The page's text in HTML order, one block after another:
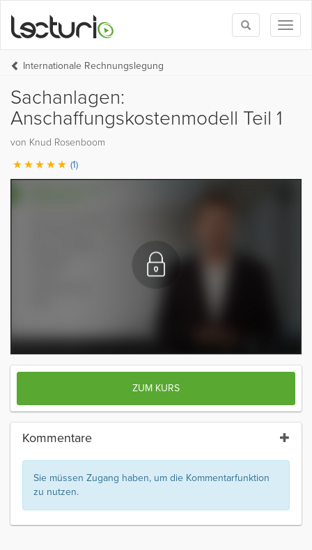
Toggle
search
Internationale Rechnungslegung
Sachanlagen:
Anschaffungskostenmodell Teil 1
von Knud Rosenboom
(1)
ZUM KURS
Kommentare
Sie müssen Zugang haben, um die Kommentarfunktion
zu nutzen.